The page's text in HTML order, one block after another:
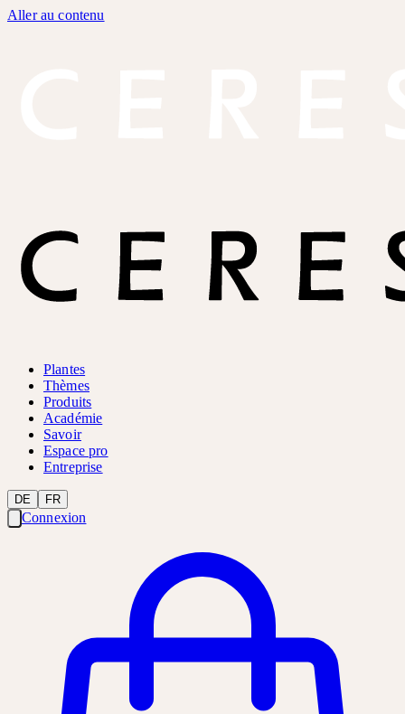
Aller au contenu
Plantes
Thèmes
Produits
Académie
Savoir
Espace pro
Entreprise
DE FR
Connexion